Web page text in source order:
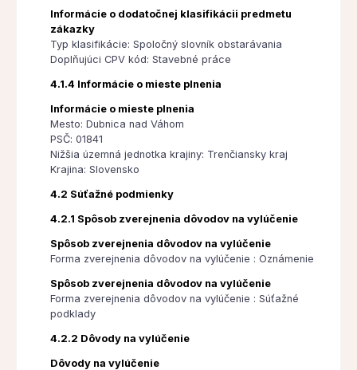
Informácie o dodatočnej klasifikácii predmetu
zákazky
Typ klasifikácie: Spoločný slovník obstarávania
Doplňujúci CPV kód: Stavebné práce
4.1.4 Informácie o mieste plnenia
Informácie o mieste plnenia
Mesto: Dubnica nad Váhom
PSČ: 01841
Nižšia územná jednotka krajiny: Trenčiansky kraj
Krajina: Slovensko
4.2 Súťažné podmienky
4.2.1 Spôsob zverejnenia dôvodov na vylúčenie
Spôsob zverejnenia dôvodov na vylúčenie
Forma zverejnenia dôvodov na vylúčenie : Oznámenie
Spôsob zverejnenia dôvodov na vylúčenie
Forma zverejnenia dôvodov na vylúčenie : Súťažné
podklady
4.2.2 Dôvody na vylúčenie
Dôvody na vylúčenie